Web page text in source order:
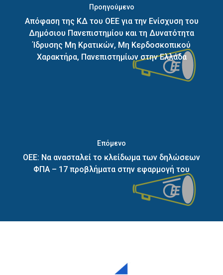
Προηγούμενο
Απόφαση της ΚΔ του ΟΕΕ για την Ενίσχυση του
Δημόσιου Πανεπιστημίου και τη Δυνατότητα
Ίδρυσης Μη Κρατικών, Μη Κερδοσκοπικού
Χαρακτήρα, Πανεπιστημίων στην Ελλάδα
Επόμενο
ΟΕΕ: Να ανασταλεί το κλείδωμα των δηλώσεων
ΦΠΑ – 17 προβλήματα στην εφαρμογή του